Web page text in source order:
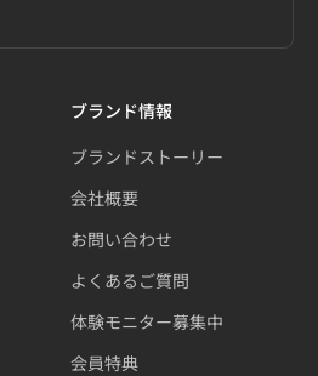
ブランド情報
ブランドストーリー
会社概要
お問い合わせ
よくあるご質問
体験モニター募集中
会員特典